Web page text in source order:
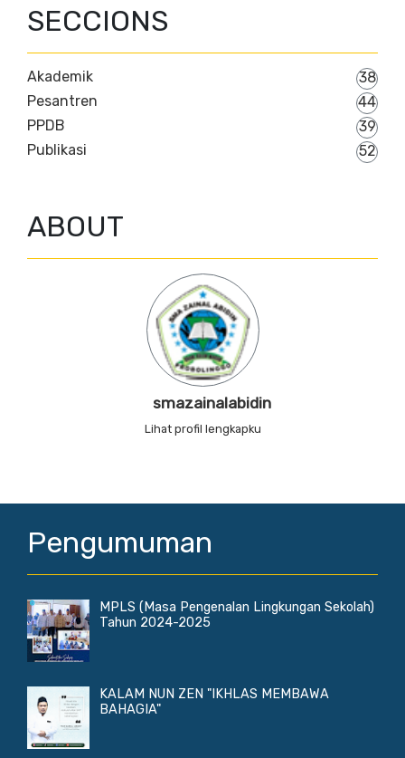
SECCIONS
Akademik
38
Pesantren
44
PPDB
39
Publikasi
52
ABOUT
smazainalabidin
Lihat profil lengkapku
Pengumuman
MPLS (Masa Pengenalan Lingkungan Sekolah)
Tahun 2024-2025
KALAM NUN ZEN "IKHLAS MEMBAWA
BAHAGIA"